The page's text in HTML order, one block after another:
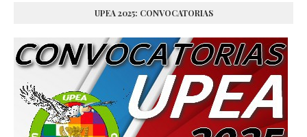
UPEA 2025: CONVOCATORIAS